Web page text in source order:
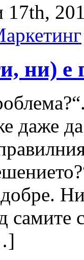
17th,
ни) е
даже
самите